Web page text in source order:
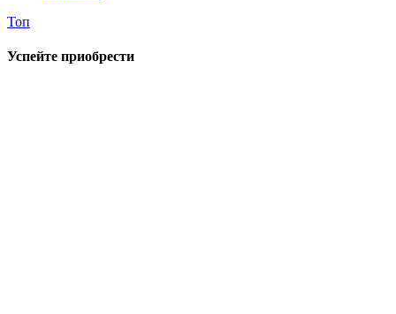
Топ
Успейте приобрести